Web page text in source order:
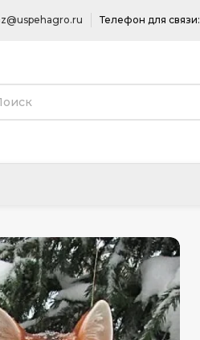
Телефон для связи: